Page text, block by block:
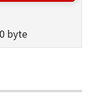
ム言語に書
たは一部を
コンパイル
byte